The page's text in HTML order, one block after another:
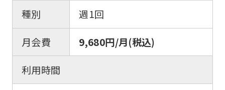
種別
週1回
月会費
9,680円/月(税込)
利用時間